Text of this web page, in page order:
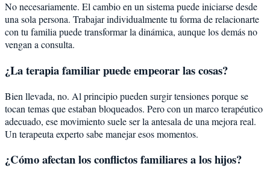
No necesariamente. El cambio en un sistema puede iniciarse desde
una sola persona. Trabajar individualmente tu forma de relacionarte
con tu familia puede transformar la dinámica, aunque los demás no
vengan a consulta.
¿La terapia familiar puede empeorar las cosas?
Bien llevada, no. Al principio pueden surgir tensiones porque se
tocan temas que estaban bloqueados. Pero con un marco terapéutico
adecuado, ese movimiento suele ser la antesala de una mejora real.
Un terapeuta experto sabe manejar esos momentos.
¿Cómo afectan los conflictos familiares a los hijos?